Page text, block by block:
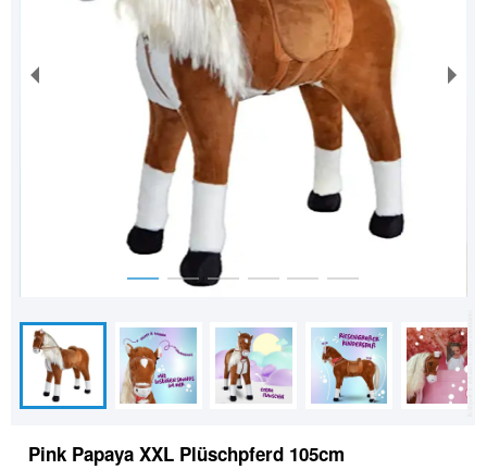
Pink Papaya XXL Plüschpferd 105cm